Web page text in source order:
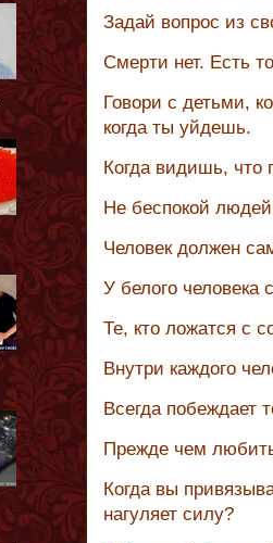
Задай вопрос из
Смерти нет. Есть
Говори с детьми,
когда ты уйдешь.
Когда видишь, что
Не беспокой
Человек должен
У белого человека
Те, кто ложатся с
Внутри каждого
Всегда побеждает
Прежде чем
Когда вы
нагуляет силу?